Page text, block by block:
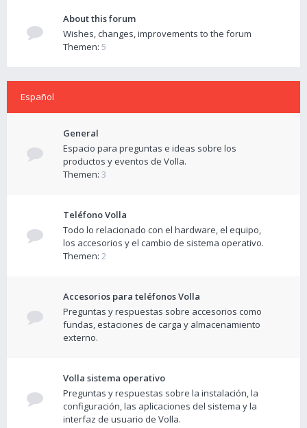
About this forum
Wishes, changes, improvements to the forum
Themen: 5
Español
General
Espacio para preguntas e ideas sobre los
productos y eventos de Volla.
Themen: 3
Teléfono Volla
Todo lo relacionado con el hardware, el equipo,
los accesorios y el cambio de sistema operativo.
Themen: 2
Accesorios para teléfonos Volla
Preguntas y respuestas sobre accesorios como
fundas, estaciones de carga y almacenamiento
externo.
Volla sistema operativo
Preguntas y respuestas sobre la instalación, la
configuración, las aplicaciones del sistema y la
interfaz de usuario de Volla.